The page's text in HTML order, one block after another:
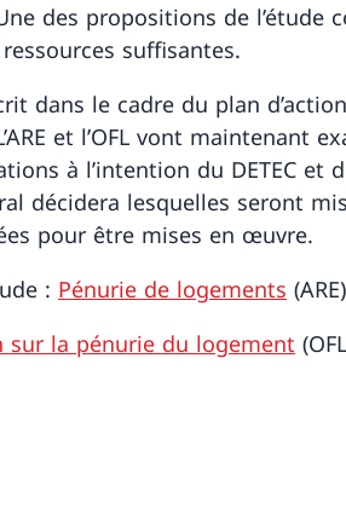
des propositions de l’étude
suffisantes.
dans le cadre du plan
et l’OFL vont maintenant
à l’intention du DETEC et
décidera lesquelles seront
pour être mises en œuvre.
: Pénurie de logements (ARE)
sur la pénurie du logement